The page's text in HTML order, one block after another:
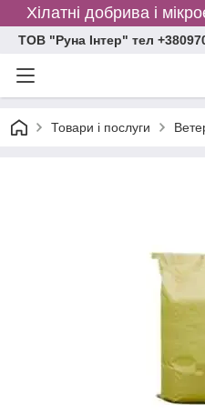
Хілатні добрива і
ТОВ "Руна Інтер" тел
Товари і послуги